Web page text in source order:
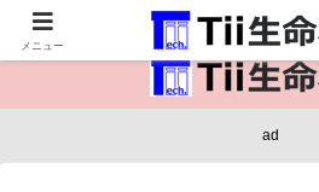
医療保健・生命・生物の情
ad
メニュー